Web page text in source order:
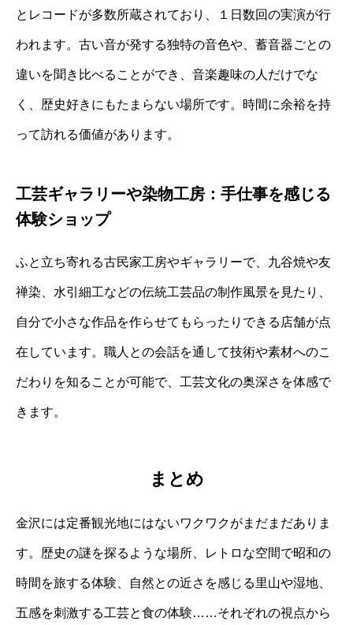
とレコードが多数所蔵されており、１日数回の実演が行
われます。古い音が発する独特の音色や、蓄音器ごとの
違いを聞き比べることができ、音楽趣味の人だけでな
く、歴史好きにもたまらない場所です。時間に余裕を持
って訪れる価値があります。
工芸ギャラリーや染物工房：手仕事を感じる
体験ショップ
ふと立ち寄れる古民家工房やギャラリーで、九谷焼や友
禅染、水引細工などの伝統工芸品の制作風景を見たり、
自分で小さな作品を作らせてもらったりできる店舗が点
在しています。職人との会話を通して技術や素材へのこ
だわりを知ることが可能で、工芸文化の奥深さを体感で
きます。
まとめ
金沢には定番観光地にはないワクワクがまだまだありま
す。歴史の謎を探るような場所、レトロな空間で昭和の
時間を旅する体験、自然との近さを感じる里山や湿地、
五感を刺激する工芸と食の体験……それぞれの視点から